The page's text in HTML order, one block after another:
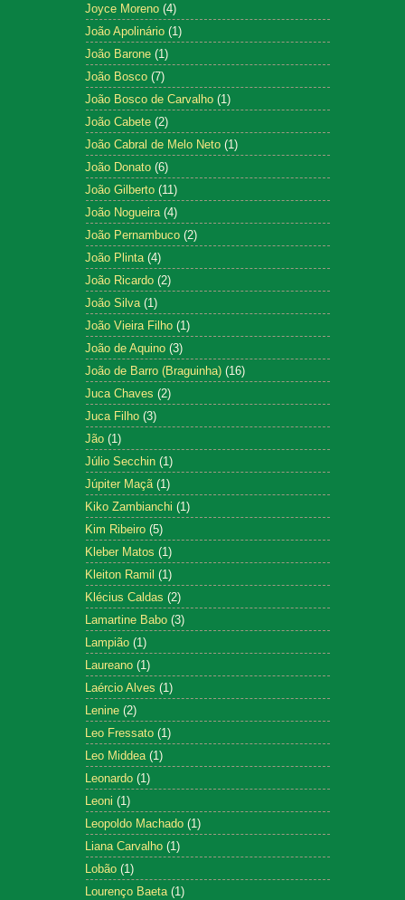
Joyce Moreno (4)
João Apolinário (1)
João Barone (1)
João Bosco (7)
João Bosco de Carvalho (1)
João Cabete (2)
João Cabral de Melo Neto (1)
João Donato (6)
João Gilberto (11)
João Nogueira (4)
João Pernambuco (2)
João Plinta (4)
João Ricardo (2)
João Silva (1)
João Vieira Filho (1)
João de Aquino (3)
João de Barro (Braguinha) (16)
Juca Chaves (2)
Juca Filho (3)
Jão (1)
Júlio Secchin (1)
Júpiter Maçã (1)
Kiko Zambianchi (1)
Kim Ribeiro (5)
Kleber Matos (1)
Kleiton Ramil (1)
Klécius Caldas (2)
Lamartine Babo (3)
Lampião (1)
Laureano (1)
Laércio Alves (1)
Lenine (2)
Leo Fressato (1)
Leo Middea (1)
Leonardo (1)
Leoni (1)
Leopoldo Machado (1)
Liana Carvalho (1)
Lobão (1)
Lourenço Baeta (1)